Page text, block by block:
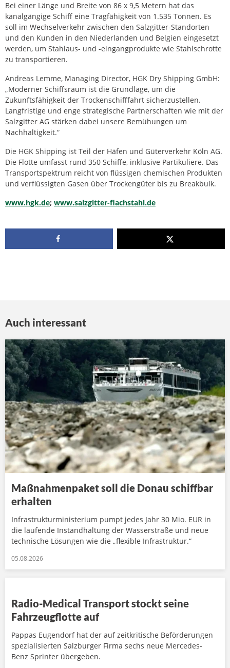
Bei einer Länge und Breite von 86 x 9,5 Metern hat das
kanalgängige Schiff eine Tragfähigkeit von 1.535 Tonnen. Es
soll im Wechselverkehr zwischen den Salzgitter-Standorten
und den Kunden in den Niederlanden und Belgien eingesetzt
werden, um Stahlaus- und -eingangprodukte wie Stahlschrotte
zu transportieren.
Andreas Lemme, Managing Director, HGK Dry Shipping GmbH:
„Moderner Schiffsraum ist die Grundlage, um die
Zukunftsfähigkeit der Trockenschifffahrt sicherzustellen.
Langfristige und enge strategische Partnerschaften wie mit der
Salzgitter AG stärken dabei unsere Bemühungen um
Nachhaltigkeit.“
Die HGK Shipping ist Teil der Häfen und Güterverkehr Köln AG.
Die Flotte umfasst rund 350 Schiffe, inklusive Partikuliere. Das
Transportspektrum reicht von flüssigen chemischen Produkten
und verflüssigten Gasen über Trockengüter bis zu Breakbulk.
www.hgk.de; www.salzgitter-flachstahl.de
Auch interessant
Maßnahmenpaket soll die Donau schiffbar
erhalten
Infrastrukturministerium pumpt jedes Jahr 30 Mio. EUR in
die laufende Instandhaltung der Wasserstraße und neue
technische Lösungen wie die „flexible Infrastruktur.“
05.08.2026
Radio-Medical Transport stockt seine
Fahrzeugflotte auf
Pappas Eugendorf hat der auf zeitkritische Beförderungen
spezialisierten Salzburger Firma sechs neue Mercedes-
Benz Sprinter übergeben.